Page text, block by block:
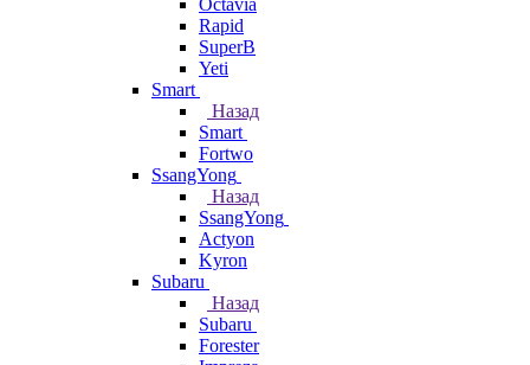
Octavia
Rapid
SuperB
Yeti
Smart
Назад
Smart
Fortwo
SsangYong
Назад
SsangYong
Actyon
Kyron
Subaru
Назад
Subaru
Forester